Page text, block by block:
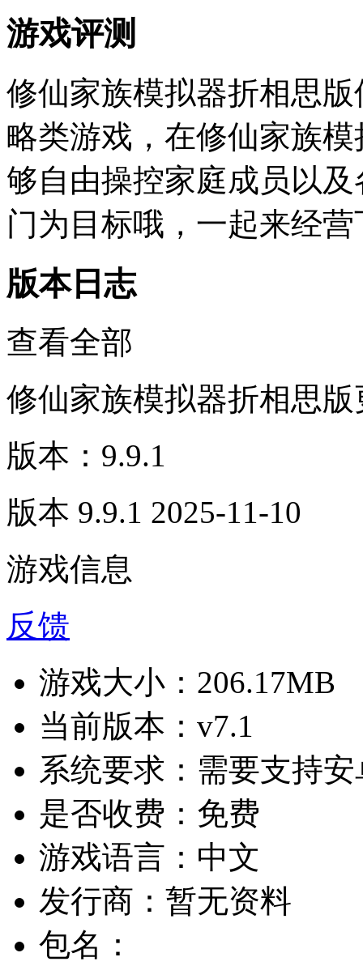
游戏评测
修仙家族模拟器折相思
略类游戏，在修仙家族
够自由操控家庭成员以
门为目标哦，一起来经
版本日志
查看全部
修仙家族模拟器折相思
版本：9.9.1
版本 9.9.1 2025-11-10
游戏信息
反馈
游戏大小： 206.17MB
当前版本： v7.1
系统要求： 需要支持
是否收费： 免费
游戏语言： 中文
发行商： 暂无资料
包名：